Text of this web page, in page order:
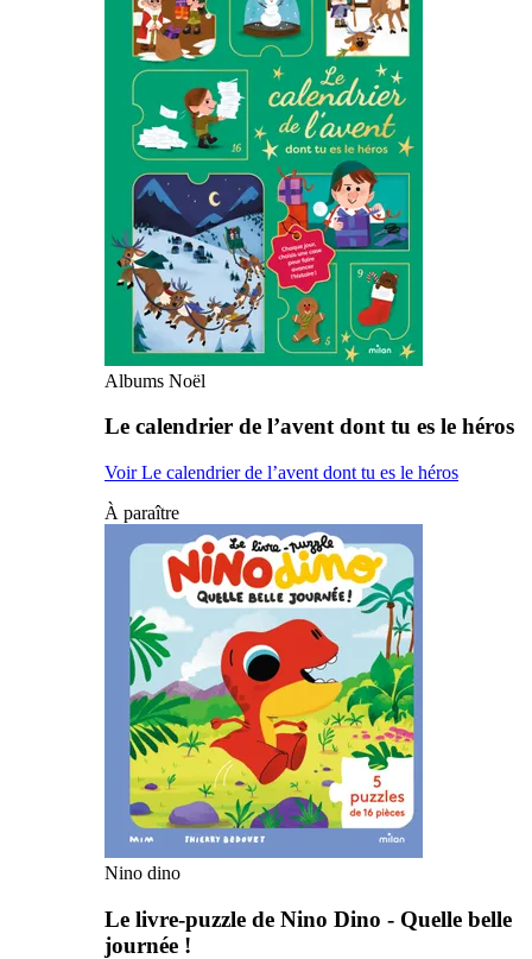
Albums Noël
Le calendrier de l’avent dont tu es le héros
Voir Le calendrier de l’avent dont tu es le héros
À paraître
Nino dino
Le livre-puzzle de Nino Dino - Quelle belle
journée !